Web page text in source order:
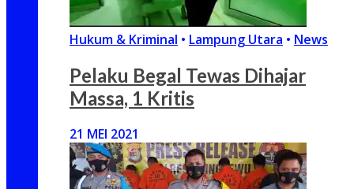
Hukum & Kriminal • Lampung Utara • News
Pelaku Begal Tewas Dihajar
Massa, 1 Kritis
21 MEI 2021